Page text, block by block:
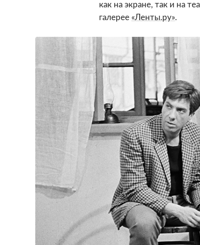
как на экране, так и на
галерее «Ленты.ру».